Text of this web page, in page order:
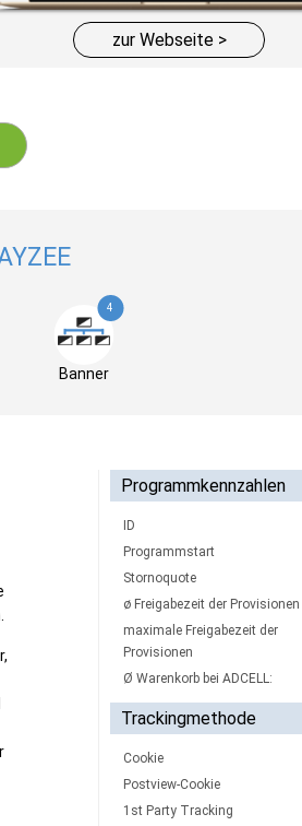
zur Webseite >
4
Banner
Programmkennzahlen
ID
Programmstart
Stornoquote
ø Freigabezeit der Provisionen
maximale Freigabezeit der
Provisionen
Ø Warenkorb bei ADCELL:
Trackingmethode
Cookie
Postview-Cookie
1st Party Tracking